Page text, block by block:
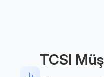
TCSI